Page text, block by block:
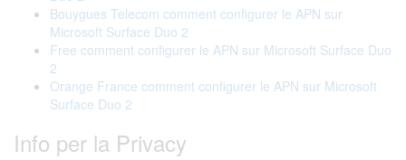
Bouygues Telecom comment configurer le APN sur
Microsoft Surface Duo 2
Free comment configurer le APN sur Microsoft Surface Duo
2
Orange France comment configurer le APN sur Microsoft
Surface Duo 2
Info per la Privacy